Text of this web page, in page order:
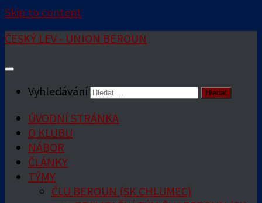
Skip to content
ČESKÝ LEV - UNION BEROUN
Vyhledávání
ÚVODNÍ STRÁNKA
O KLUBU
NÁBOR
ČLÁNKY
TÝMY
ČLU BEROUN (SK CHLUMEC)